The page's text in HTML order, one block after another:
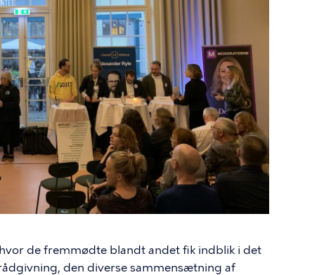
de fremmødte blandt andet fik indblik i det
den diverse sammensætning af